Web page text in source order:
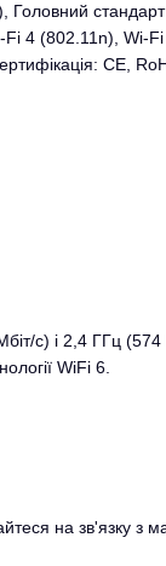
Головний
Fi 4 (802.11n), Wi-
CE,
с) і 2,4 ГГц
WiFi 6.
на зв'язку з